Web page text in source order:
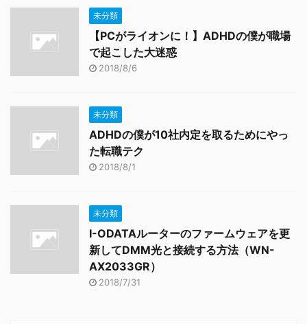
未分類
【PCがライオンに！】ADHDの僕が職場
で起こした大迷惑
2018/8/6
未分類
ADHDの僕が10社内定を取るためにやっ
た転職テク
2018/8/1
未分類
I-ODATAルーターのファームウェアを更
新してDMM光と接続する方法（WN-
AX2033GR）
2018/7/31